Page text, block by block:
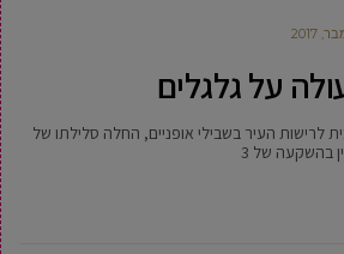
על גלגלים
העיר בשבילי אופניים, החלה סלילתו של
בהשקעה של 3